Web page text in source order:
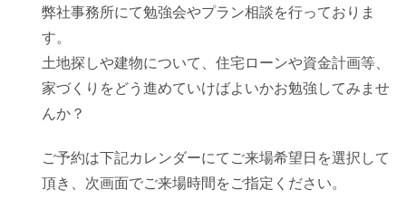
弊社事務所にて勉強会やプラン相談を行っておりま
す。
土地探しや建物について、住宅ローンや資金計画等、
家づくりをどう進めていけばよいかお勉強してみませ
んか？
ご予約は下記カレンダーにてご来場希望日を選択して
頂き、次画面でご来場時間をご指定ください。